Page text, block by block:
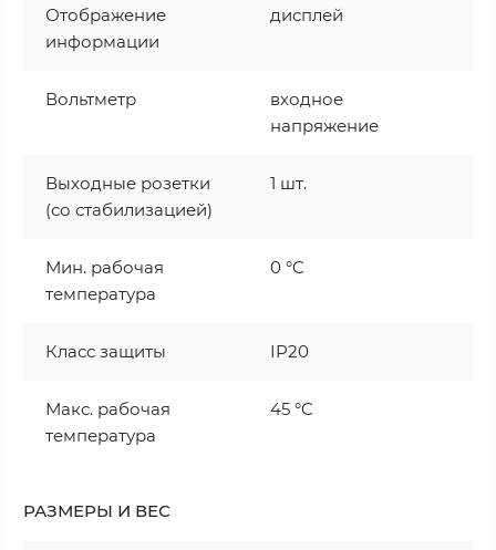
Отображение
информации
дисплей
Вольтметр
входное
напряжение
Выходные розетки
(со стабилизацией)
1 шт.
Мин. рабочая
температура
0 °C
Класс защиты IP20
Макс. рабочая
температура
45 °C
РАЗМЕРЫ И ВЕС